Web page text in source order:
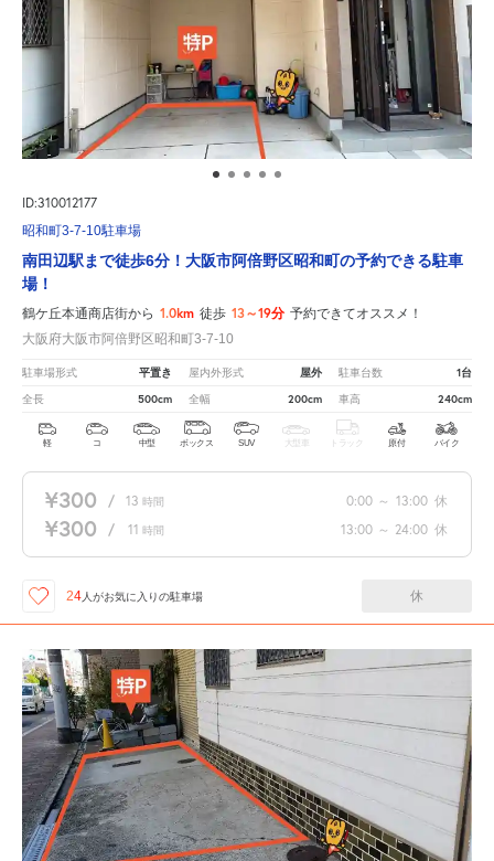
ID:310012177
昭和町3-7-10駐車場
南田辺駅まで徒歩6分！大阪市阿倍野区昭和町の予約できる駐車
場！
鶴ケ丘本通商店街から 1.0km 徒歩 13～19分 予約できてオススメ！
大阪府大阪市阿倍野区昭和町3-7-10
駐車場形式 平置き 屋内外形式 屋外 駐車台数 1台
全長 500cm 全幅 200cm 車高 240cm
軽 コ 中型 ボックス SUV 大型車 トラック 原付 バイク
¥300 / 13 時間 0:00 ～ 13:00 休
¥300 / 11 時間 13:00 ～ 24:00 休
24人がお気に入りの駐車場 休